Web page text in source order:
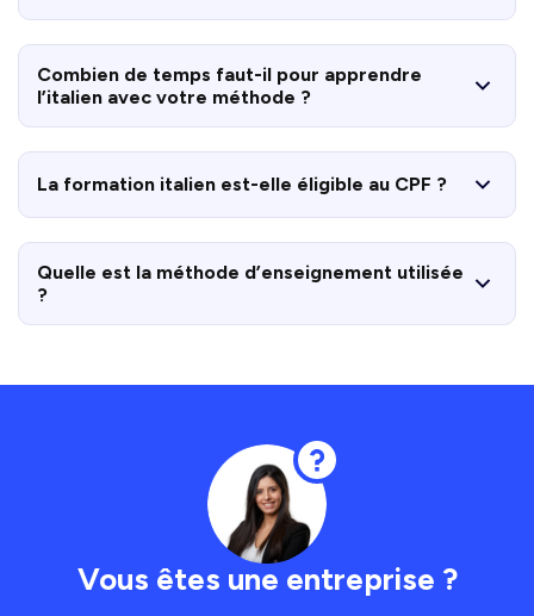
Combien de temps faut-il pour apprendre
l’italien avec votre méthode ?
La formation italien est-elle éligible au CPF ?
Quelle est la méthode d’enseignement utilisée
?
Vous êtes une entreprise ?